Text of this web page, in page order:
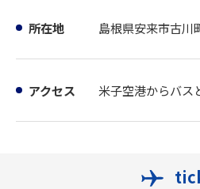
所在地 島根県安来市古川
アクセス 米子空港からバス